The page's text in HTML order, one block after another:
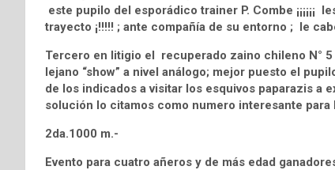
este pupilo del esporádico trainer P. Combe
trayecto ¡!!!!! ; ante compañía de su entorno ; le
Tercero en litigio el recuperado zaino chileno N°
lejano “show” a nivel análogo; mejor puesto el
de los indicados a visitar los esquivos paparazis
solución lo citamos como numero interesante
2da.1000 m.-
Evento para cuatro añeros y de más edad